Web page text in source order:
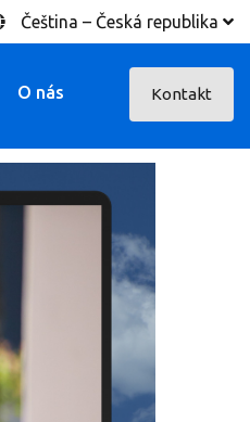
Čeština – Česká republika
O nás Kontakt